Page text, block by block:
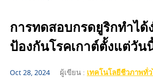
การทดสอบกรดยูริกทำได้
ป้องกันโรคเกาต์ตั้งแต่วัน
Oct 28, 2024 ผู้เขียน : เทคโนโลยีชีวภาพทั่